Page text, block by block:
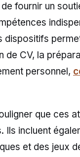
fournir un
dispositifs
de CV, la
personnel,
que ces
Ils incluent
et des jeux